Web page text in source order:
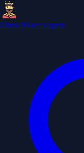
Chess Move Expert